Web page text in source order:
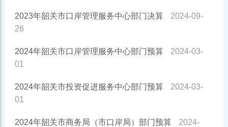
2023年韶关市口岸管理服务中心部门决算
2024-09-
26
2024年韶关市口岸管理服务中心部门预算
2024-03-
01
2024年韶关市投资促进服务中心部门预算
2024-03-
01
2024年韶关市商务局（市口岸局）部门预算
2024-